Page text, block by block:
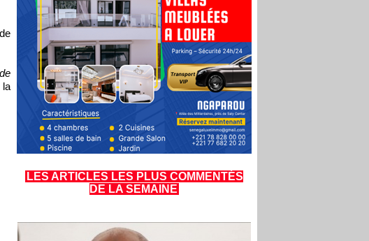
LES ARTICLES LES PLUS COMMENTÉS
DE LA SEMAINE